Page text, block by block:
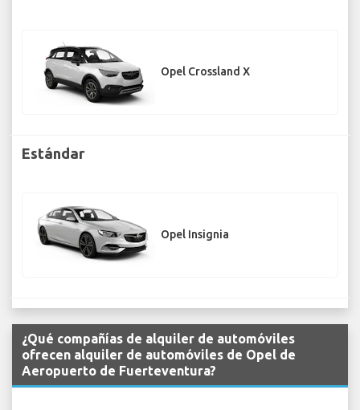
Opel Crossland X
Estándar
Opel Insignia
¿Qué compañías de alquiler de automóviles
ofrecen alquiler de automóviles de Opel de
Aeropuerto de Fuerteventura?